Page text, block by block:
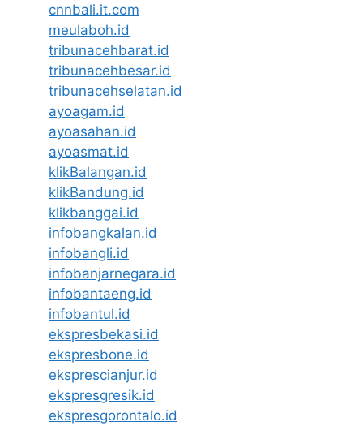
cnnbali.it.com
meulaboh.id
tribunacehbarat.id
tribunacehbesar.id
tribunacehselatan.id
ayoagam.id
ayoasahan.id
ayoasmat.id
klikBalangan.id
klikBandung.id
klikbanggai.id
infobangkalan.id
infobangli.id
infobanjarnegara.id
infobantaeng.id
infobantul.id
ekspresbekasi.id
ekspresbone.id
eksprescianjur.id
ekspresgresik.id
ekspresgorontalo.id